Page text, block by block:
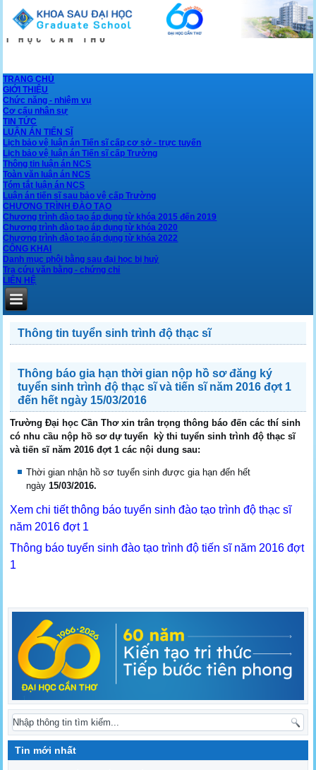
TRANG CHỦ
GIỚI THIỆU
Chức năng - nhiệm vụ
Cơ cấu nhân sự
TIN TỨC
LUẬN ÁN TIẾN SĨ
Lịch bảo vệ luận án Tiến sĩ cấp cơ sở - trực tuyến
Lịch bảo vệ luận án Tiến sĩ cấp Trường
Thông tin luận án NCS
Toàn văn luận án NCS
Tóm tắt luận án NCS
Luận án tiến sĩ sau bảo vệ cấp Trường
CHƯƠNG TRÌNH ĐÀO TẠO
Chương trình đào tạo áp dụng từ khóa 2015 đến 2019
Chương trình đào tạo áp dụng từ khóa 2020
Chương trình đào tạo áp dụng từ khóa 2022
CÔNG KHAI
Danh mục phôi bằng sau đại học bị huỷ
Tra cứu văn bằng - chứng chỉ
LIÊN HỆ
Thông tin tuyển sinh trình độ thạc sĩ
Thông báo gia hạn thời gian nộp hồ sơ đăng ký
tuyển sinh trình độ thạc sĩ và tiến sĩ năm 2016 đợt 1
đến hết ngày 15/03/2016
Trường Đại học Cần Thơ xin trân trọng thông báo đến các thí sinh
có nhu cầu nộp hồ sơ dự tuyển kỳ thi tuyển sinh trình độ thạc sĩ
và tiến sĩ năm 2016 đợt 1 các nội dung sau:
Thời gian nhận hồ sơ tuyển sinh được gia hạn đến hết
ngày15/03/2016.
Xem chi tiết thông báo tuyển sinh đào tạo trình độ thạc sĩ
năm 2016 đợt 1
Thông báo tuyển sinh đào tạo trình độ tiến sĩ năm 2016 đợt
1
Tin mới nhất